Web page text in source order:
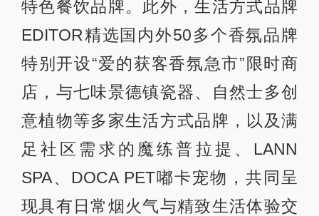
特色餐饮品牌。此外，生活方式品牌
EDITOR精选国内外50多个香氛品牌
特别开设“爱的获客香氛急市”限时商
店，与七味景德镇瓷器、自然士多创
意植物等多家生活方式品牌，以及满
足社区需求的魔练普拉提、LANN
SPA、DOCA PET嘟卡宠物，共同呈
现具有日常烟火气与精致生活体验交